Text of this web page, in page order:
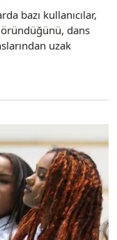
bazı kullanıcılar,
dans
uzak